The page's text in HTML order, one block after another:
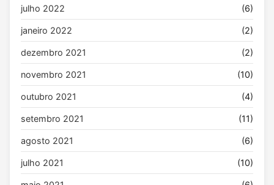
julho 2022 (6)
janeiro 2022 (2)
dezembro 2021 (2)
novembro 2021 (10)
outubro 2021 (4)
setembro 2021 (11)
agosto 2021 (6)
julho 2021 (10)